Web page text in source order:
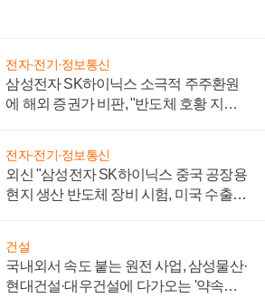
전자·전기·정보통신
삼성전자 SK하이닉스 소극적 주주환원
에 해외 증권가 비판, "반도체 호황 지속
전자·전기·정보통신
외신 "삼성전자 SK하이닉스 중국 공장용
현지 생산 반도체 장비 시험, 미국 수출통
건설
국내외서 속도 붙는 원전 사업, 삼성물산·
현대건설·대우건설에 다가오는 '약속의